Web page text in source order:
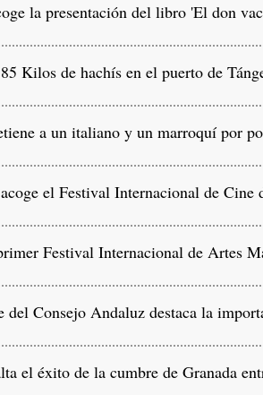
la presentación del libro 'El don
Kilos de hachís en el puerto de
a un italiano y un marroquí por
el Festival Internacional de Cine
Festival Internacional de Artes
del Consejo Andaluz destaca la
el éxito de la cumbre de Granada